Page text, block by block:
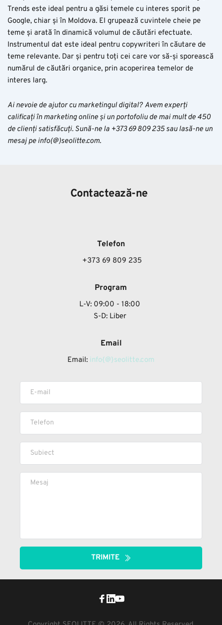
Trends este ideal pentru a găsi temele cu interes sporit pe
Google, chiar și în Moldova. El grupează cuvintele cheie pe
teme și arată în dinamică volumul de căutări efectuate.
Instrumentul dat este ideal pentru copywriteri în căutare de
teme relevante. Dar și pentru toți cei care vor să-și sporească
numărul de căutări organice, prin acoperirea temelor de
interes larg.
Ai nevoie de ajutor cu marketingul digital? Avem experți
calificați în marketing online și un portofoliu de mai mult de 450
de clienți satisfăcuți. Sună-ne la +373 69 809 235 saulasă-ne un
mesaj pe info(@)seolitte.com.
Contactează-ne
Telefon
+373 69 809 235
Program
L-V: 09:00 - 18:00
S-D: Liber
Email
Email: info{@}seolitte.com
TRIMITE